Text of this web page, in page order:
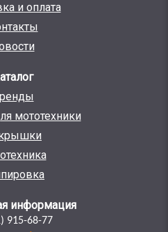
и оплата
мототехники
информация
915-68-77